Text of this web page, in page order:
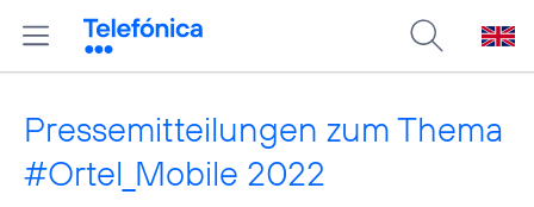
Pressemitteilungen zum Thema
#Ortel_Mobile 2022